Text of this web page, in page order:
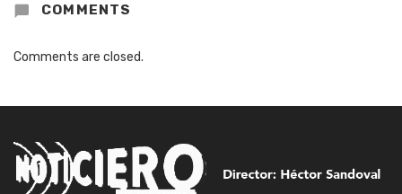
COMMENTS
Comments are closed.